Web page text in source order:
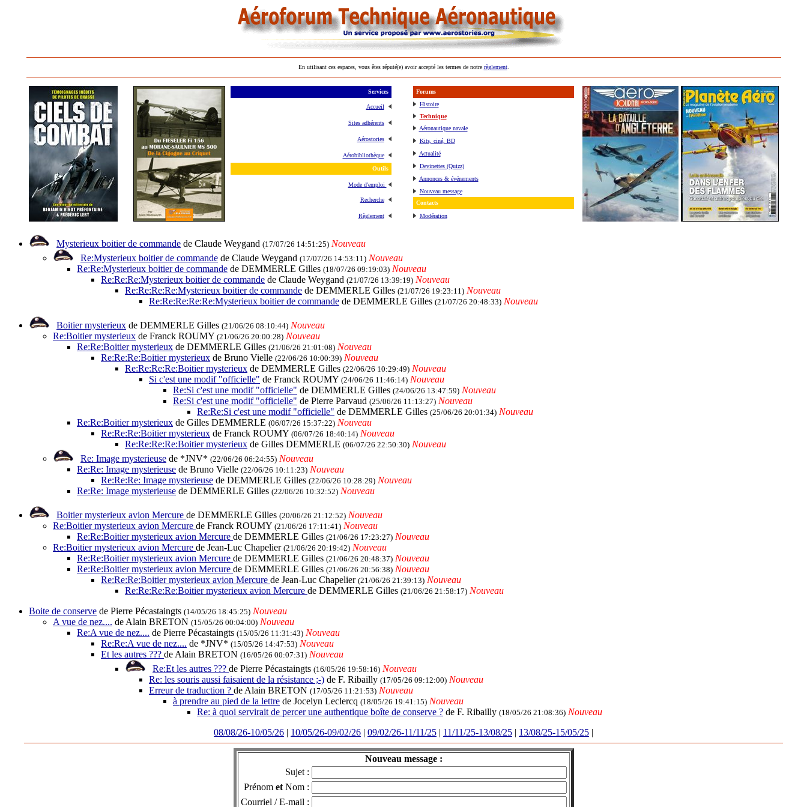
En utilisant ces espaces, vous êtes réputé(e) avoir accepté les termes de notre règlement.
Services
Accueil
Sites adhérents
Aérostories
Aérobibliothèque
Outils
Mode d'emploi
Recherche
Règlement
Forums
Histoire
Technique
Aéronautique navale
Kits, ciné, BD
Actualité
Devinettes (Quizz)
Annonces & événements
Nouveau message
Contacts
Modération
Mysterieux boitier de commande de Claude Weygand (17/07/26 14:51:25) Nouveau
Re:Mysterieux boitier de commande de Claude Weygand (17/07/26 14:53:11) Nouveau
Re:Re:Mysterieux boitier de commande de DEMMERLE Gilles (18/07/26 09:19:03) Nouveau
Re:Re:Re:Mysterieux boitier de commande de Claude Weygand (21/07/26 13:39:19) Nouveau
Re:Re:Re:Re:Mysterieux boitier de commande de DEMMERLE Gilles (21/07/26 19:23:11) Nouveau
Re:Re:Re:Re:Re:Mysterieux boitier de commande de DEMMERLE Gilles (21/07/26 20:48:33) Nouveau
Boitier mysterieux de DEMMERLE Gilles (21/06/26 08:10:44) Nouveau
Re:Boitier mysterieux de Franck ROUMY (21/06/26 20:00:28) Nouveau
Re:Re:Boitier mysterieux de DEMMERLE Gilles (21/06/26 21:01:08) Nouveau
Re:Re:Re:Boitier mysterieux de Bruno Vielle (22/06/26 10:00:39) Nouveau
Re:Re:Re:Re:Boitier mysterieux de DEMMERLE Gilles (22/06/26 10:29:49) Nouveau
Si c'est une modif "officielle" de Franck ROUMY (24/06/26 11:46:14) Nouveau
Re:Si c'est une modif "officielle" de DEMMERLE Gilles (24/06/26 13:47:59) Nouveau
Re:Si c'est une modif "officielle" de Pierre Parvaud (25/06/26 11:13:27) Nouveau
Re:Re:Si c'est une modif "officielle" de DEMMERLE Gilles (25/06/26 20:01:34) Nouveau
Re:Re:Boitier mysterieux de Gilles DEMMERLE (06/07/26 15:37:22) Nouveau
Re:Re:Re:Boitier mysterieux de Franck ROUMY (06/07/26 18:40:14) Nouveau
Re:Re:Re:Re:Boitier mysterieux de Gilles DEMMERLE (06/07/26 22:50:30) Nouveau
Re: Image mysterieuse de *JNV* (22/06/26 06:24:55) Nouveau
Re:Re: Image mysterieuse de Bruno Vielle (22/06/26 10:11:23) Nouveau
Re:Re:Re: Image mysterieuse de DEMMERLE Gilles (22/06/26 10:28:29) Nouveau
Re:Re: Image mysterieuse de DEMMERLE Gilles (22/06/26 10:32:52) Nouveau
Boitier mysterieux avion Mercure de DEMMERLE Gilles (20/06/26 21:12:52) Nouveau
Re:Boitier mysterieux avion Mercure de Franck ROUMY (21/06/26 17:11:41) Nouveau
Re:Re:Boitier mysterieux avion Mercure de DEMMERLE Gilles (21/06/26 17:23:27) Nouveau
Re:Boitier mysterieux avion Mercure de Jean-Luc Chapelier (21/06/26 20:19:42) Nouveau
Re:Re:Boitier mysterieux avion Mercure de DEMMERLE Gilles (21/06/26 20:48:37) Nouveau
Re:Re:Boitier mysterieux avion Mercure de DEMMERLE Gilles (21/06/26 20:56:38) Nouveau
Re:Re:Re:Boitier mysterieux avion Mercure de Jean-Luc Chapelier (21/06/26 21:39:13) Nouveau
Re:Re:Re:Re:Boitier mysterieux avion Mercure de DEMMERLE Gilles (21/06/26 21:58:17) Nouveau
Boite de conserve de Pierre Pécastaingts (14/05/26 18:45:25) Nouveau
A vue de nez.... de Alain BRETON (15/05/26 00:04:00) Nouveau
Re:A vue de nez.... de Pierre Pécastaingts (15/05/26 11:31:43) Nouveau
Re:Re:A vue de nez.... de *JNV* (15/05/26 14:47:53) Nouveau
Et les autres ??? de Alain BRETON (16/05/26 00:07:31) Nouveau
Re:Et les autres ??? de Pierre Pécastaingts (16/05/26 19:58:16) Nouveau
Re: les souris aussi faisaient de la résistance ;-) de F. Ribailly (17/05/26 09:12:00) Nouveau
Erreur de traduction ? de Alain BRETON (17/05/26 11:21:53) Nouveau
à prendre au pied de la lettre de Jocelyn Leclercq (18/05/26 19:41:15) Nouveau
Re: à quoi servirait de percer une authentique boîte de conserve ? de F. Ribailly (18/05/26 21:08:36) Nouveau
08/08/26-10/05/26 | 10/05/26-09/02/26 | 09/02/26-11/11/25 | 11/11/25-13/08/25 | 13/08/25-15/05/25 |
Nouveau message :
Sujet :
Prénom et Nom :
Courriel / E-mail :